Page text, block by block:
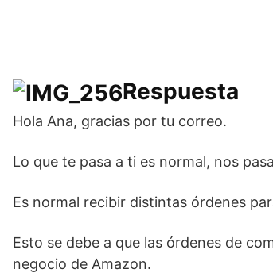
Respuesta
Hola Ana, gracias por tu correo.
Lo que te pasa a ti es normal, nos
Es normal recibir distintas órdenes
Esto se debe a que las órdenes de
negocio de Amazon.